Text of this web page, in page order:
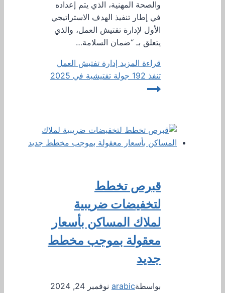
والصحة المهنية، الذي يتم إعداده
في إطار تنفيذ الهدف الاستراتيجي
الأول لإدارة تفتيش العمل، والذي
يتعلق بـ “ضمان السلامة…
قراءة المزيد إدارة تفتيش العمل
تنفذ 192 جولة تفتيشية في 2025
قبرص تخطط
لتخفيضات ضريبية
لملاك المساكن بأسعار
معقولة بموجب مخطط
جديد
بواسطةarabic نوفمبر 24, 2024